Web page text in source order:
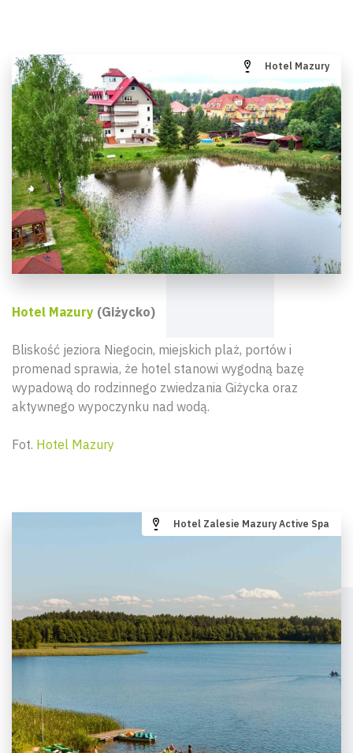
Hotel Mazury
Hotel Mazury (Giżycko)
Bliskość jeziora Niegocin, miejskich plaż, portów i
promenad sprawia, że hotel stanowi wygodną bazę
wypadową do rodzinnego zwiedzania Giżycka oraz
aktywnego wypoczynku nad wodą.
Fot. Hotel Mazury
Hotel Zalesie Mazury Active Spa